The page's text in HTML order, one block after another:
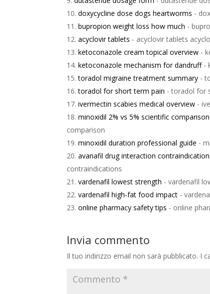
doxycycline dose dogs heartworms -
bupropion weight loss how much -
acyclovir tablets - acyclovir tablets
ketoconazole cream topical overview -
ketoconazole mechanism for dandruff-
toradol migraine treatment summary -
toradol for short term pain - toradol for
ivermectin scabies medical overview -
minoxidil 2% vs 5% scientific comparison
comparison
minoxidil duration professional guide -
avanafil drug interaction
contraindications
vardenafil lowest strength - vardenafil
vardenafil high‑fat food impact -
online pharmacy safety tips - online
Invia commento
Il tuo indirizzo email non sarà pubblicato. I